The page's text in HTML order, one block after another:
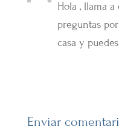
Hola , llama
preguntas
casa y
Enviar